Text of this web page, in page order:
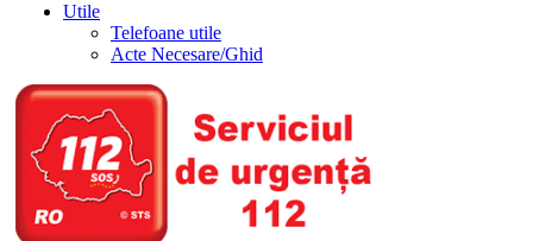
Utile
Telefoane utile
Acte Necesare/Ghid